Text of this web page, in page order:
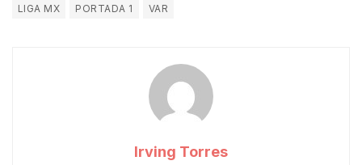
LIGA MX
PORTADA 1 VAR
Irving Torres